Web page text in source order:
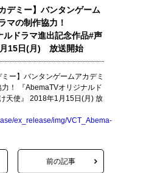
デミー】バンタンゲーム
マの制作協力！
ルドラマ進出記念作品#声
15日(月) 放送開始
ミー】バンタンゲームアカデミ
！ 『AbemaTVオリジナルド
天使』 2018年1月15日(月) 放
ex_release/img/VCT_Abema-
前の記事